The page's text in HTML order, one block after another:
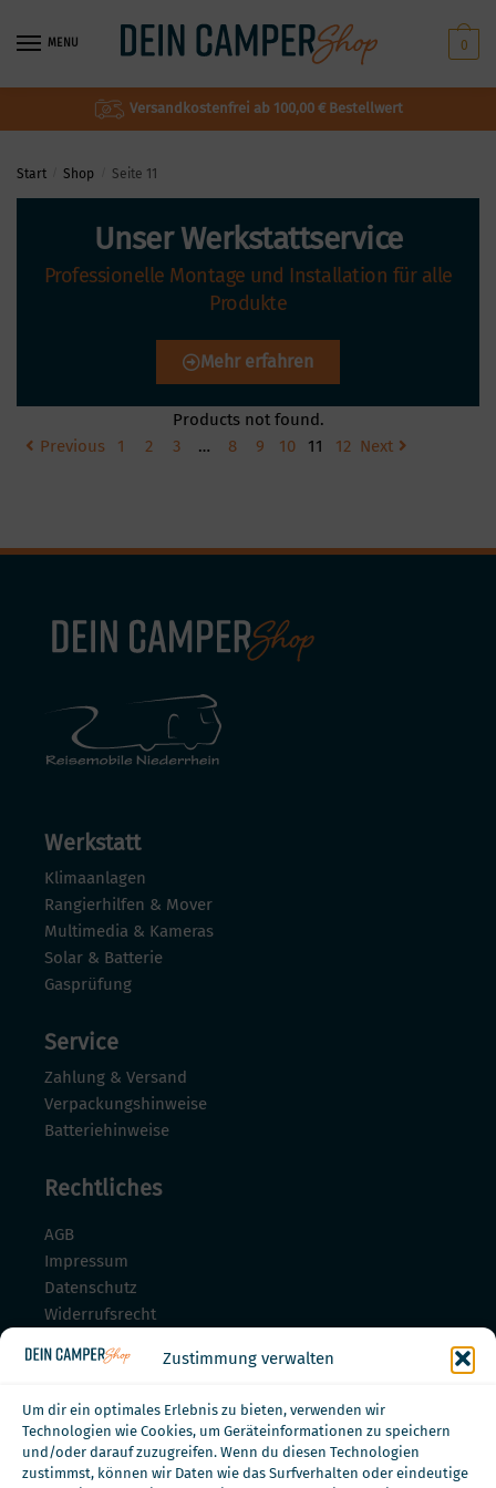
Zustimmung verwalten
Um dir ein optimales Erlebnis zu bieten, verwenden wir
Technologien wie Cookies, um Geräteinformationen zu speichern
und/oder darauf zuzugreifen. Wenn du diesen Technologien
zustimmst, können wir Daten wie das Surfverhalten oder eindeutige
MENU 0
Versandkostenfrei ab 100,00 € Bestellwert
Start Shop Seite 11
Unser Werkstattservice
Professionelle Montage und Installation für alle
Produkte
Mehr erfahren
Products not found.
Previous
1 2 3 … 8 9 10 11 12 Next
Werkstatt
Klimaanlagen
Rangierhilfen & Mover
Multimedia & Kameras
Solar & Batterie
Gasprüfung
Service
Zahlung & Versand
Verpackungshinweise
Batteriehinweise
Rechtliches
AGB
Impressum
Datenschutz
Widerrufsrecht
Zahlungsmöglichkeiten